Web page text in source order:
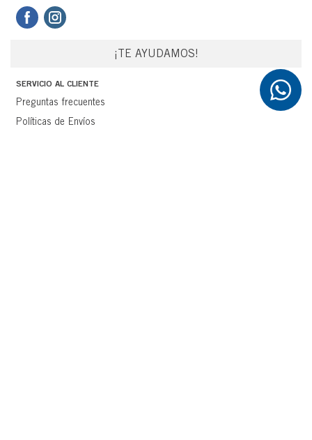
¡TE AYUDAMOS!
SERVICIO AL CLIENTE
Preguntas frecuentes
Políticas de Envíos